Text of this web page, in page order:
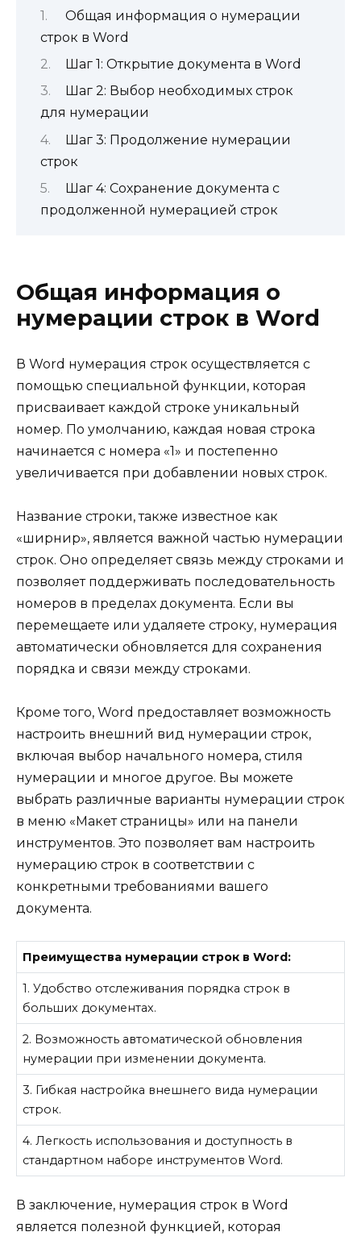
Общая информация о нумерации
строк в Word
Шаг 1: Открытие документа в Word
Шаг 2: Выбор необходимых строк
для нумерации
Шаг 3: Продолжение нумерации
строк
Шаг 4: Сохранение документа с
продолженной нумерацией строк
Общая информация о
нумерации строк в Word
В Word нумерация строк осуществляется с
помощью специальной функции, которая
присваивает каждой строке уникальный
номер. По умолчанию, каждая новая строка
начинается с номера «1» и постепенно
увеличивается при добавлении новых строк.
Название строки, также известное как
«ширнир», является важной частью нумерации
строк. Оно определяет связь между строками и
позволяет поддерживать последовательность
номеров в пределах документа. Если вы
перемещаете или удаляете строку, нумерация
автоматически обновляется для сохранения
порядка и связи между строками.
Кроме того, Word предоставляет возможность
настроить внешний вид нумерации строк,
включая выбор начального номера, стиля
нумерации и многое другое. Вы можете
выбрать различные варианты нумерации строк
в меню «Макет страницы» или на панели
инструментов. Это позволяет вам настроить
нумерацию строк в соответствии с
конкретными требованиями вашего
документа.
Преимущества нумерации строк в Word:
1. Удобство отслеживания порядка строк в
больших документах.
2. Возможность автоматической обновления
нумерации при изменении документа.
3. Гибкая настройка внешнего вида нумерации
строк.
4. Легкость использования и доступность в
стандартном наборе инструментов Word.
В заключение, нумерация строк в Word
является полезной функцией, которая